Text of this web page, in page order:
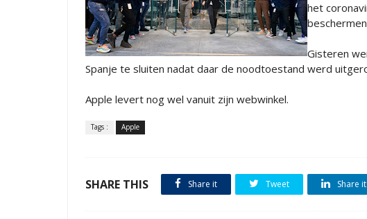
het
Gisteren
Spanje te sluiten nadat daar de noodtoestand werd
Apple levert nog wel vanuit zijn webwinkel.
Tags : Apple
SHARE THIS Share it Tweet Share it